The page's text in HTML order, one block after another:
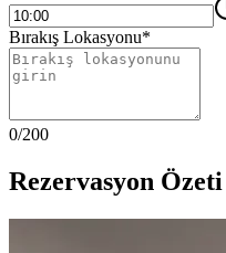
Bırakış Lokasyonu*
0/200
Rezervasyon Özeti